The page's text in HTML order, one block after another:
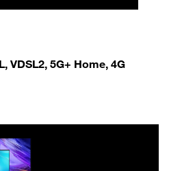
VDSL2, 5G+ Home, 4G